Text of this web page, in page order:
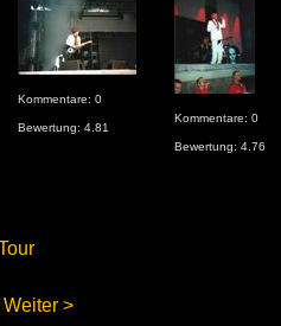
Kommentare: 0
Bewertung: 4.81
Kommentare: 0
Bewertung: 4.76
Weiter >